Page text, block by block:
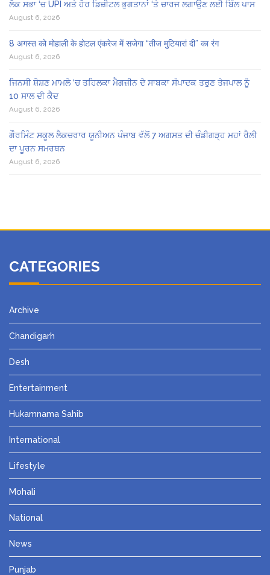
ਲੋਕ ਸਭਾ ‘ਚ UPI ਅਤੇ ਹੋਰ ਡਿਜ਼ੀਟਲ ਭੁਗਤਾਨਾਂ ‘ਤੇ ਚਾਰਜ ਲਗਾਉਣ ਲਈ ਬਿੱਲ ਪਾਸ
August 6, 2026
8 अगस्त को मोहाली के होटल एंकरेज में सजेगा “तीज मुटियारां दी” का रंग
August 6, 2026
ਜਿਨਸੀ ਸ਼ੋਸ਼ਣ ਮਾਮਲੇ ‘ਚ ਤਹਿਲਕਾ ਮੈਗਜ਼ੀਨ ਦੇ ਸਾਬਕਾ ਸੰਪਾਦਕ ਤਰੁਣ ਤੇਜਪਾਲ ਨੂੰ
10 ਸਾਲ ਦੀ ਕੈਦ
August 6, 2026
ਗੌਰਮਿੰਟ ਸਕੂਲ ਲੈਕਚਰਾਰ ਯੂਨੀਅਨ ਪੰਜਾਬ ਵੱਲੋਂ 7 ਅਗਸਤ ਦੀ ਚੰਡੀਗੜ੍ਹ ਮਹਾਂ ਰੈਲੀ
ਦਾ ਪੂਰਨ ਸਮਰਥਨ
August 6, 2026
CATEGORIES
Archive
Chandigarh
Desh
Entertainment
Hukamnama Sahib
International
Lifestyle
Mohali
National
News
Punjab